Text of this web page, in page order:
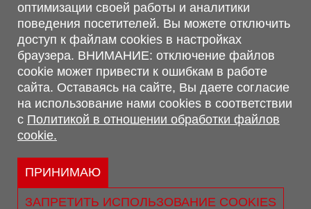
г. Минск, Минский р-н, п. Привольный, ул. Мира, 20А,
223062
г. Брест, ул. Лейтенанта Рябцева, 108 В, 224701
Обращаем Ваше внимание, что вся предоставленная на сайте
информация, касающаяся комплектаций, технических
характеристик, цветовых сочетаний, а также стоимости и
сервисного обслуживания носит информационный характер и
не является публичной офертой, определяемой п.2 ст.407
Гражданского кодекса Республики Беларусь.
Политика обработки персональных данных
Политикой в отношении обработки файлов cookie.
оптимизации своей работы и аналитики
поведения посетителей. Вы можете отключить
доступ к файлам cookies в настройках
браузера. ВНИМАНИЕ: отключение файлов
cookie может привести к ошибкам в работе
сайта. Оставаясь на сайте, Вы даете согласие
на использование нами cookies в соответствии
с Политикой в отношении обработки файлов
cookie.
ПРИНИМАЮ
ЗАПРЕТИТЬ ИСПОЛЬЗОВАНИЕ COOKIES